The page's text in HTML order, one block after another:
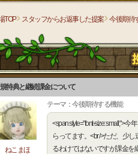
TOP スタッフからお返事した提案 今後期待
特典と継続課金について
ねこまほ
テーマ：今後期待する機能
<span style="font-size:
らってます。<br />ただ、少
るわけではないですが課金を